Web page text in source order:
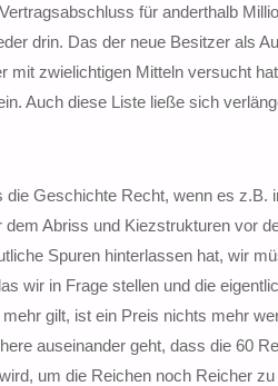
für anderthalb
drin. Das der neue Besitzer als
zwielichtigen Mitteln versucht
Auch diese Liste ließe sich
Geschichte Recht, wenn es z.B.
Abriss und Kiezstrukturen vor
Spuren hinterlassen hat, wir
wir in Frage stellen und die
gilt, ist ein Preis nichts mehr
auseinander geht, dass die 60
um die Reichen noch Reicher